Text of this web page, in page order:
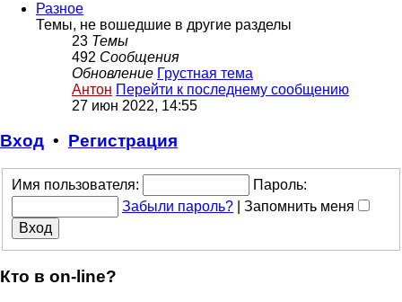
Разное
Темы, не вошедшие в другие разделы
23 Темы
492 Сообщения
Обновление Грустная тема
Антон Перейти к последнему сообщению
27 июн 2022, 14:55
Вход • Регистрация
Имя пользователя:
Пароль:
Забыли пароль?
Запомнить меня
Кто в on-line?